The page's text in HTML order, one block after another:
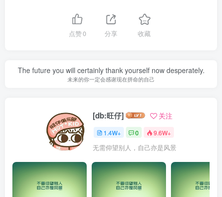
点赞0 分享 收藏
The future you will certainly thank yourself now desperately.
未来的你一定会感谢现在拼命的自己
[db:旺仔] 关注
1.4W+ 0 9.6W+
无需仰望别人，自己亦是风景